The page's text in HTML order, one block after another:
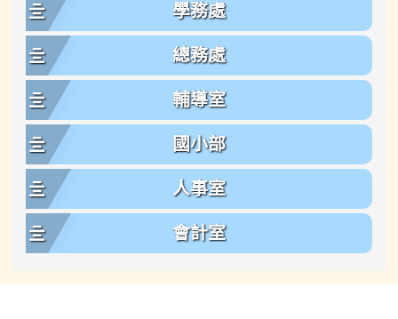
學務處
總務處
輔導室
國小部
人事室
會計室